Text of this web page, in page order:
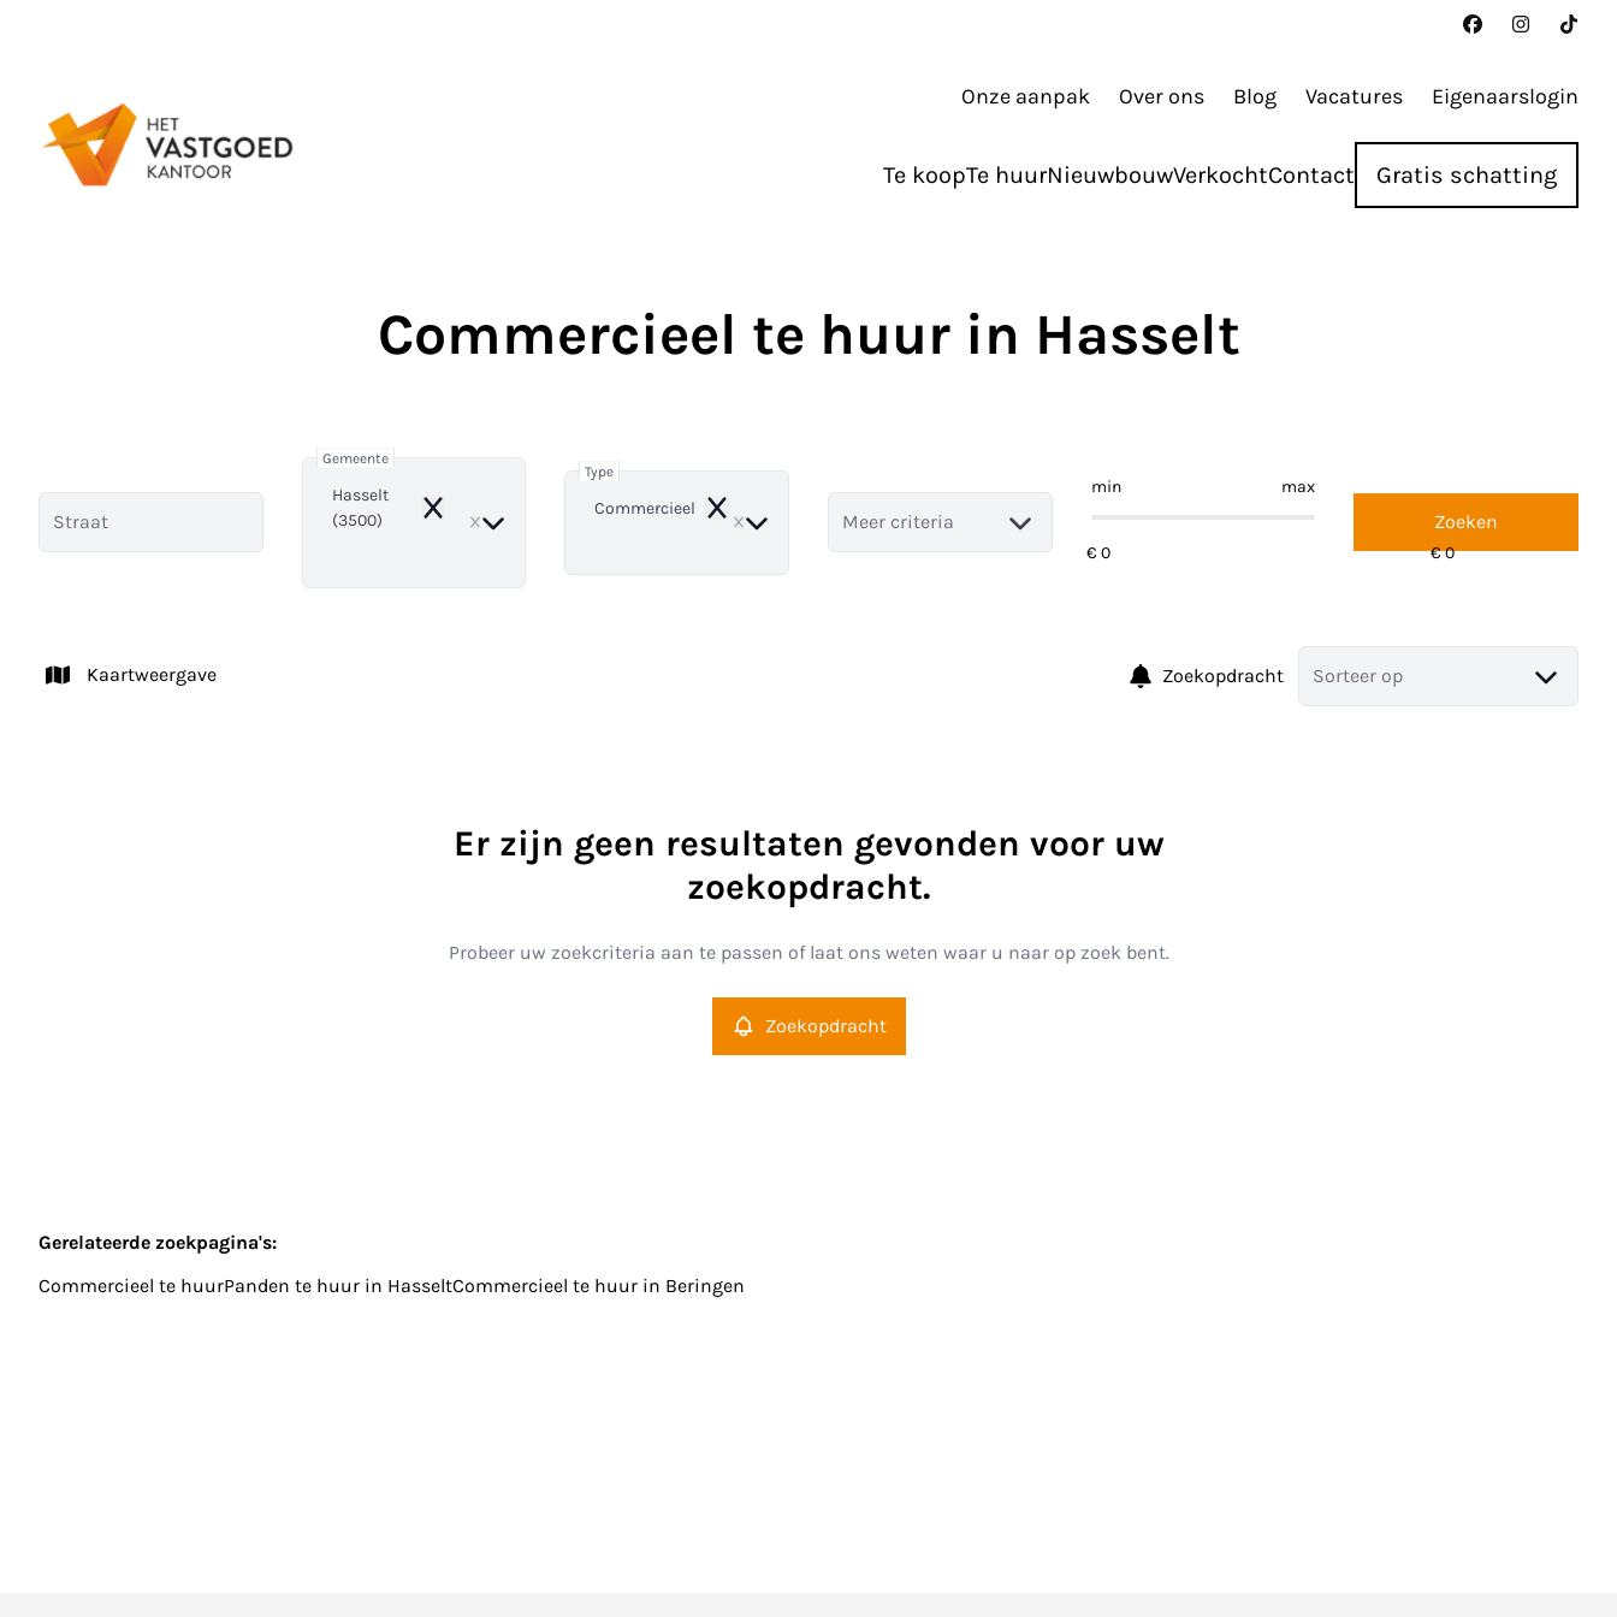
Onze aanpak Over ons Blog Vacatures Eigenaarslogin
Te koopTe huurNieuwbouwVerkochtContact Gratis schatting
Commercieel te huur in Hasselt
Straat
Gemeente
Hasselt
(3500)
Remove
Type
Commercieel
Remove Meer criteria
min max
Zoeken
Kaartweergave Zoekopdracht Sorteer op
Er zijn geen resultaten gevonden voor uw
zoekopdracht.
Probeer uw zoekcriteria aan te passen of laat ons weten waar u naar op zoek bent.
Zoekopdracht
Gerelateerde zoekpagina's:
Commercieel te huurPanden te huur in HasseltCommercieel te huur in Beringen